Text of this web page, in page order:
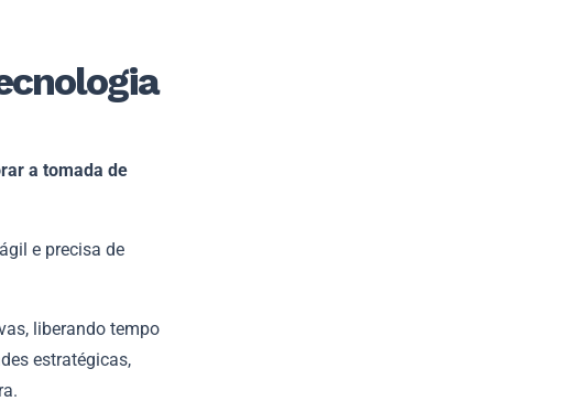
a tomada de
e precisa de
liberando tempo
estratégicas,